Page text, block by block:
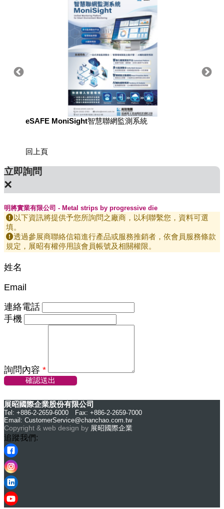
eSAFE MoniSight智慧聯網監測系統
回上頁
立即詢問
×
明將實業有限公司 - Metal strips by progressive die
以下資訊將提供予您所詢問之廠商，以利聯繫您，資料可選
填。
透過參展商聯絡信箱進行產品或服務推銷者，依會員服務條款
規定，展昭有權停用該會員帳號及相關權限。
姓名
Email
連絡電話
手機
詢問內容 *
確認送出
展昭國際企業股份有限公司
Tel: +886-2-2659-6000 Fax: +886-2-2659-7000
Email: CustomerService@chanchao.com.tw
Copyright & web design by 展昭國際企業
追蹤我們: